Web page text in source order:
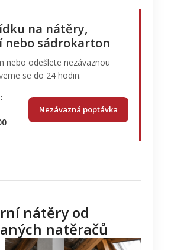
na nátěry,
nebo sádrokarton
nebo odešlete nezávaznou
se do 24 hodin.
Nezávazná poptávka
nátěry od
natěračů